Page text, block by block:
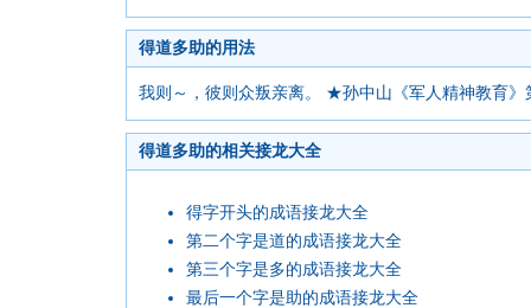
得道多助的用法
我则～，彼则众叛亲离。 ★孙中山《军人精神教育》
得道多助的相关接龙大全
得字开头的成语接龙大全
第二个字是道的成语接龙大全
第三个字是多的成语接龙大全
最后一个字是助的成语接龙大全